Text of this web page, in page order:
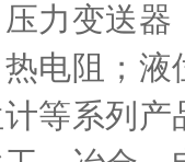
力变送
电阻；
等系列